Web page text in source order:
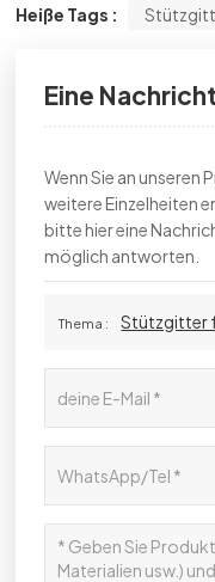
Heiße Tags :
Eine
Wenn Sie an unseren
weitere Einzelheiten
bitte hier eine
möglich antworten.
Thema : Stützgitter